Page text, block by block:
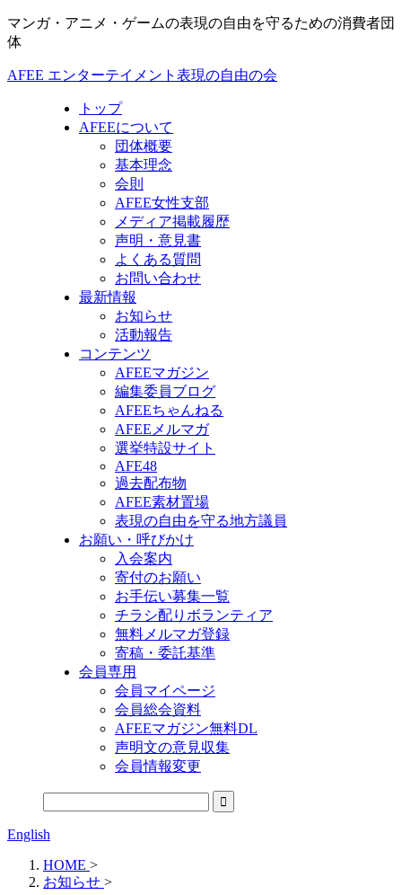
マンガ・アニメ・ゲームの表現の自由を守るための消費者団
体
AFEE エンターテイメント表現の自由の会
トップ
AFEEについて
団体概要
基本理念
会則
AFEE女性支部
メディア掲載履歴
声明・意見書
よくある質問
お問い合わせ
最新情報
お知らせ
活動報告
コンテンツ
AFEEマガジン
編集委員ブログ
AFEEちゃんねる
AFEEメルマガ
選挙特設サイト
AFE48
過去配布物
AFEE素材置場
表現の自由を守る地方議員
お願い・呼びかけ
入会案内
寄付のお願い
お手伝い募集一覧
チラシ配りボランティア
無料メルマガ登録
寄稿・委託基準
会員専用
会員マイページ
会員総会資料
AFEEマガジン無料DL
声明文の意見収集
会員情報変更
English
HOME >
お知らせ >